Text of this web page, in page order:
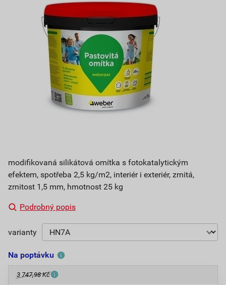
modifikovaná silikátová omítka s fotokatalytickým
efektem, spotřeba 2,5 kg/m2, interiér i exteriér, zrnitá,
zrnitost 1,5 mm, hmotnost 25 kg
Podrobný popis
varianty
Na poptávku
3 747,98 Kč